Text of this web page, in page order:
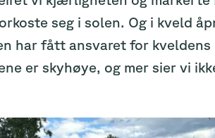
seg i solen. Og i kveld
har fått ansvaret for
er skyhøye, og mer sier vi